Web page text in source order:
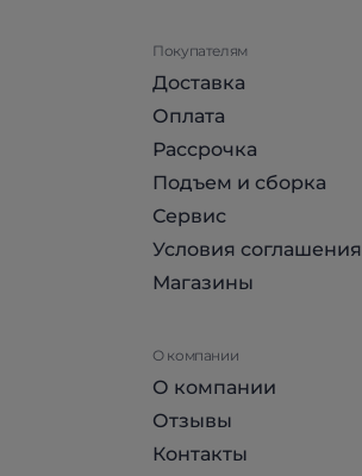
Покупателям
Доставка
Оплата
Рассрочка
Подъем и сборка
Сервис
Условия соглашения
Магазины
О компании
О компании
Отзывы
Контакты